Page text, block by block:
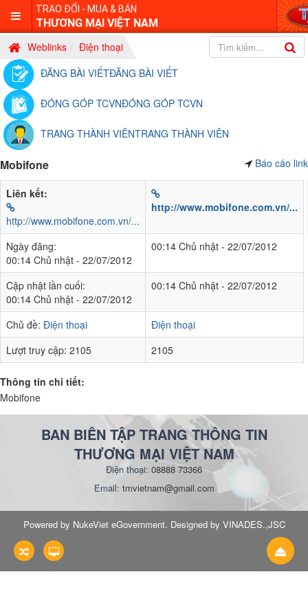
TRAO ĐỔI - MUA & BÁN
THƯƠNG MẠI VIỆT NAM
Weblinks
Điện thoại
ĐĂNG BÀI VIẾTĐĂNG BÀI VIẾT
ĐÓNG GÓP TCVNĐÓNG GÓP TCVN
TRANG THÀNH VIÊNTRANG THÀNH VIÊN
Báo cáo link
Mobifone
Liên kết:
http://www.mobifone.com.vn/...
http://www.mobifone.com.vn/...
Ngày đăng:
00:14 Chủ nhật - 22/07/2012
00:14 Chủ nhật - 22/07/2012
Cập nhật lần cuối:
00:14 Chủ nhật - 22/07/2012
00:14 Chủ nhật - 22/07/2012
Chủ đề: Điện thoại
Điện thoại
Lượt truy cập: 2105 2105
Thông tin chi tiết:
Mobifone
BAN BIÊN TẬP TRANG THÔNG TIN
THƯƠNG MẠI VIỆT NAM
Điện thoại: 08888 73366
Email: tmvietnam@gmail.com
Powered by NukeViet eGovernment. Designed by VINADES.,JSC